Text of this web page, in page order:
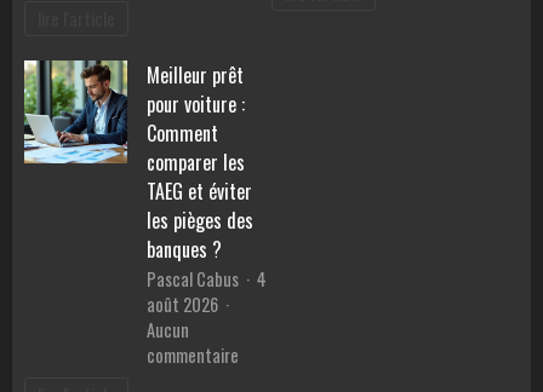
bien
choisir
couverture
1
personne
ligne
Meilleur prêt
pour voiture :
Comment
comparer les
TAEG et éviter
les pièges des
banques ?
Pascal Cabus
4
août 2026
Aucun
commentaire